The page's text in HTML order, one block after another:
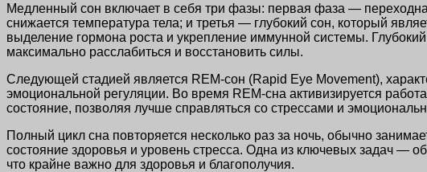
Медленный сон включает в себя три фазы: первая фаза —
снижается температура тела; и третья — глубокий сон, который
выделение гормона роста и укрепление иммунной системы.
максимально расслабиться и восстановить силы.
Следующей стадией является REM-сон (Rapid Eye Movement),
эмоциональной регуляции. Во время REM-сна активизируется
состояние, позволяя лучше справляться со стрессами и
Полный цикл сна повторяется несколько раз за ночь, обычно
состояние здоровья и уровень стресса. Одна из ключевых задач —
что крайне важно для здоровья и благополучия.